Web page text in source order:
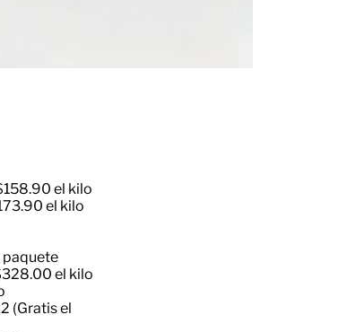
el kilo
el kilo
el kilo
(Gratis el